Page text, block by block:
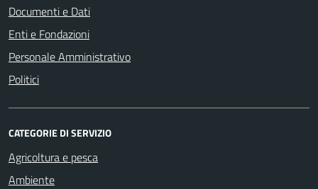
Documenti e Dati
Enti e Fondazioni
Personale Amministrativo
Politici
CATEGORIE DI SERVIZIO
Agricoltura e pesca
Ambiente